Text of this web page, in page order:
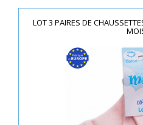
LOT 3 PAIRES DE